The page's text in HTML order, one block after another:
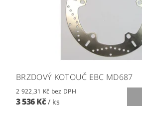
BRZDOVÝ KOTOUČ EBC MD687
2 922,31 Kč bez DPH
3 536 Kč / ks